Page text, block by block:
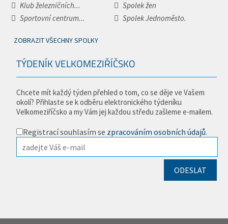
Klub železničních...
Spolek žen
Sportovní centrum...
Spolek Jednoměsto.
ZOBRAZIT VŠECHNY SPOLKY
TÝDENÍK VELKOMEZIŘÍČSKO
Chcete mít každý týden přehled o tom, co se děje ve Vašem
okolí? Přihlaste se k odběru elektronického týdeníku
Velkomeziříčsko a my Vám jej každou středu zašleme e-mailem.
Registrací souhlasím se zpracováním osobních údajů.